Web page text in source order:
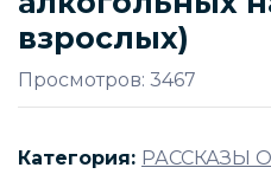
взрослых)
Просмотров: 3467
Категория: РАССКАЗЫ